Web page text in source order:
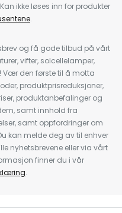
ikke løses inn for produkter
.
og få gode tilbud på vårt
vifter, solcellelamper,
Vær den første til å motta
produktprisreduksjoner,
produktanbefalinger og
samt innhold fra
samt oppfordringer om
kan melde deg av til enhver
nyhetsbrevene eller via vårt
finner du i vår
.